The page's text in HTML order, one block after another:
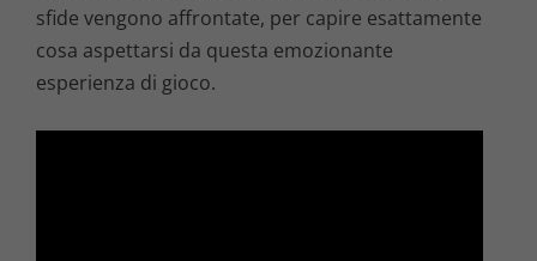
sfide vengono affrontate, per capire esattamente
cosa aspettarsi da questa emozionante
esperienza di gioco.